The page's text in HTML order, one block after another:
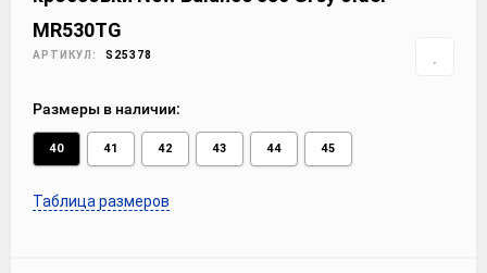
MR530TG
АРТИКУЛ: S25378
Размеры в наличии:
40 41 42 43 44 45
Таблица размеров